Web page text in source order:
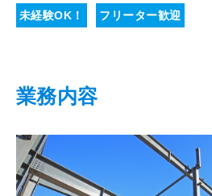
未経験OK！ フリーター歓迎
業務内容